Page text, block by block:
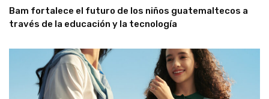
Bam fortalece el futuro de los niños guatemaltecos a
través de la educación y la tecnología